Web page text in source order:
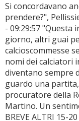
Si concordavano
prendere?",
- 09:29:57 "Questa
giorno, altri guai
calcioscommesse
nomi dei calciatori
diventano sempre
guardo una
procuratore della
Martino. Un
BREVE ALTRI 15-